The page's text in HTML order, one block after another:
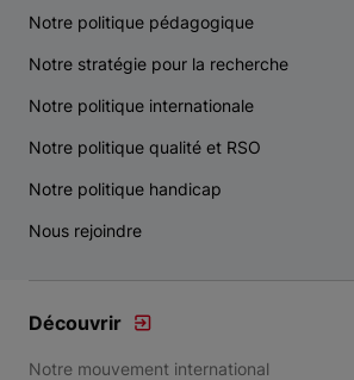
Notre politique pédagogique
Notre stratégie pour la recherche
Notre politique internationale
Notre politique qualité et RSO
Notre politique handicap
Nous rejoindre
Découvrir
Notre mouvement international